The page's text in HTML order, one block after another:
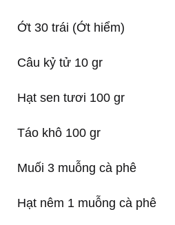
Ớt 30 trái (Ớt hiểm)
Câu kỷ tử 10 gr
Hạt sen tươi 100 gr
Táo khô 100 gr
Muối 3 muỗng cà phê
Hạt nêm 1 muỗng cà phê